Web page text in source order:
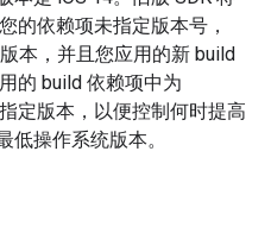
的依赖项未指定版本号，
本，并且您应用的新 build
的 build 依赖项中为
定版本，以便控制何时提高
低操作系统版本。